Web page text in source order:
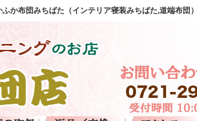
か布団みちばた（インテリア寝装みちばた,道端布団）